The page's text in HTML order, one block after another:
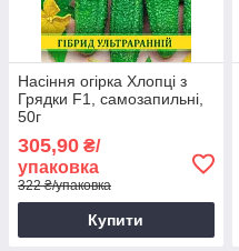
Насіння огірка Хлопці з
Грядки F1, самозапильні,
50г
305,90 ₴/
упаковка
322 ₴/упаковка
Купити